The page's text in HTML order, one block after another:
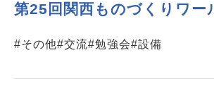
第25回関西ものづくりワー
#その他#交流#勉強会#設備